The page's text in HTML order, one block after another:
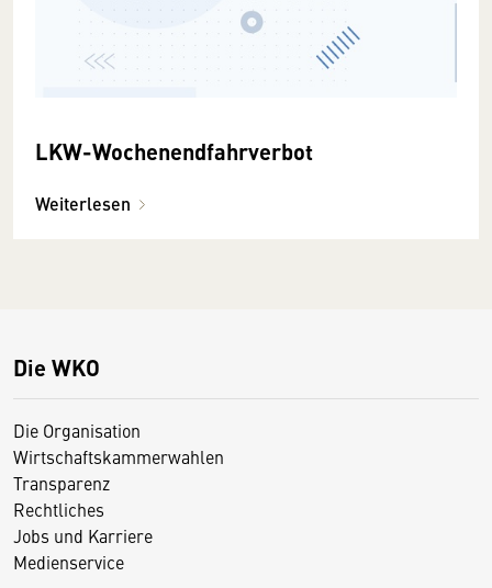
LKW-Wochenendfahrverbot
Weiterlesen
Die WKO
Die Organisation
Wirtschaftskammerwahlen
Transparenz
Rechtliches
Jobs und Karriere
Medienservice